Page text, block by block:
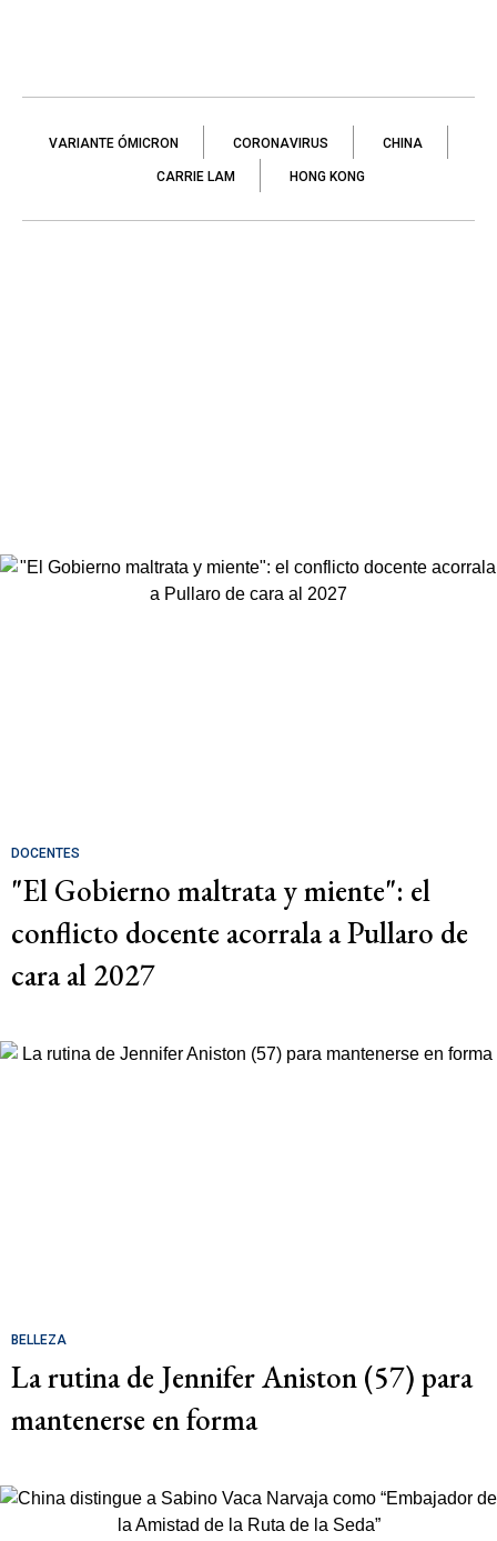
VARIANTE ÓMICRON CORONAVIRUS CHINA
CARRIE LAM HONG KONG
DOCENTES
"El Gobierno maltrata y miente": el
conflicto docente acorrala a Pullaro de
cara al 2027
BELLEZA
La rutina de Jennifer Aniston (57) para
mantenerse en forma